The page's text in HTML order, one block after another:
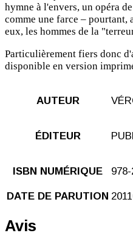
hymne à l'envers, un opéra
comme une farce – pourtant,
eux, les hommes de la
Particulièrement fiers donc
disponible en version
AUTEUR
ÉDITEUR
ISBN NUMÉRIQUE
DATE DE PARUTION
Avis